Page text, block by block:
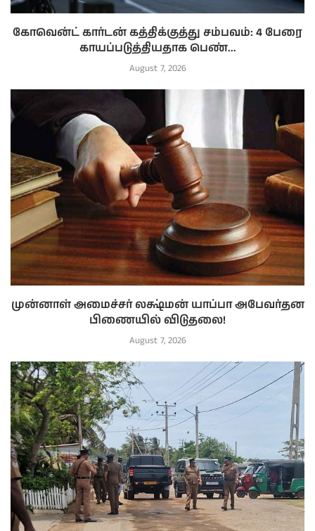
கோவென்ட் கார்டன் கத்திக்குத்து சம்பவம்: 4 பேரை
காயப்படுத்தியதாக பெண்...
August 7, 2026
முன்னாள் அமைச்சர் லக்ஷ்மன் யாப்பா அபேவர்தன
பிணையில் விடுதலை!
August 7, 2026